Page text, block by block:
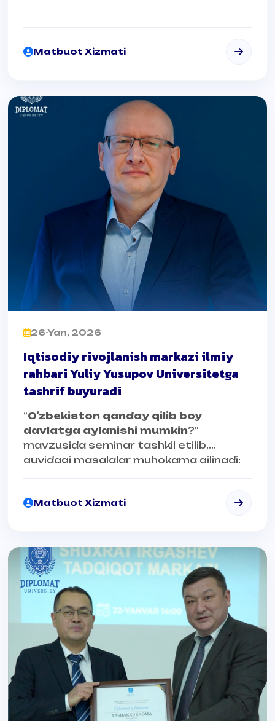
Matbuot Xizmati
26-Yan, 2026
Iqtisodiy rivojlanish markazi ilmiy
rahbari Yuliy Yusupov Universitetga
tashrif buyuradi
“Oʻzbekiston qanday qilib boy
davlatga aylanishi mumkin?”
mavzusida seminar tashkil etilib,
quyidagi masalalar muhokama qilinadi:
Matbuot Xizmati